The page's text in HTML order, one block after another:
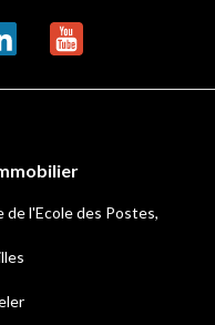
de l'Ecole des Postes,